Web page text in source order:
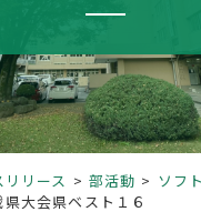
リース 部活動 ソフ
大会県ベスト１６